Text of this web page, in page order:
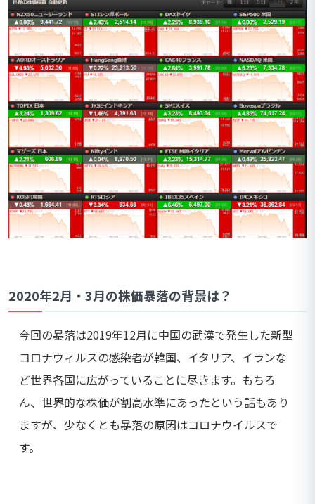
2020年2月・3月の株価暴落の背景は？
今回の暴落は2019年12月に中国の武漢で発生した新型
コロナウィルスの感染者が韓国、イタリア、イランな
ど世界各国に広がっていることに尽きます。もちろ
ん、世界的な株価が割高水準にあったという話もあり
ますが、少なくとも暴落の原因はコロナウイルスで
す。